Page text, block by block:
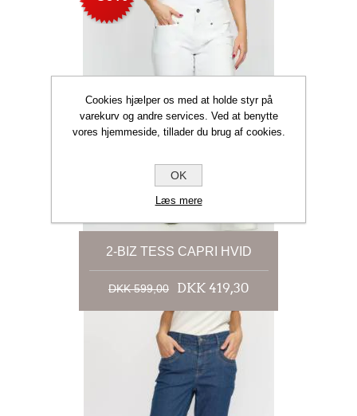
2-BIZ TESS CAPRI HVID
DKK 599,00 DKK 419,30
Cookies hjælper os med at holde styr på
varekurv og andre services. Ved at benytte
vores hjemmeside, tillader du brug af cookies.
OK
Læs mere